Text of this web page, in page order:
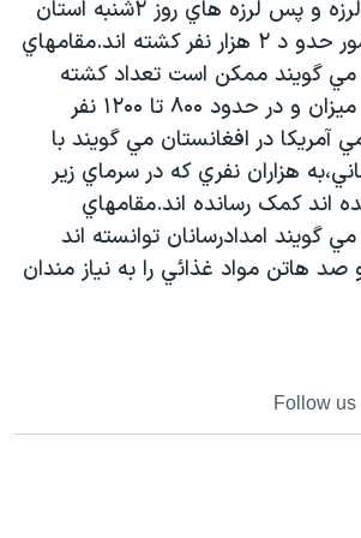
آمریکا ۲۰۲۴
به اسرائیل
آزادی
مي گويند در زمين لرزه و پس لرزه هاي روز ۲شنبه استان
بغلان در شمال کشور حدو د ۲ هزار نفر کشته اند.مقامهاي
گويند ممکن است تعداد کشته
شدگان کمتر از اين ميزان و در حدود ۸۰۰ تا ۱۲۰۰ نفر
آمريکا در افغانستان مي گويند با
هزاران نفري که در سرماي زير
اند کمک رسانده اند.مقامهاي
گويند امدادرسانان توانسته اند
صد هاتن مواد غذائي را به نياز مندان
Follow us